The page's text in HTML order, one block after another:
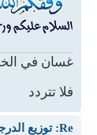
غسان في
فلا تتردد
Re: توزيع الدرجات